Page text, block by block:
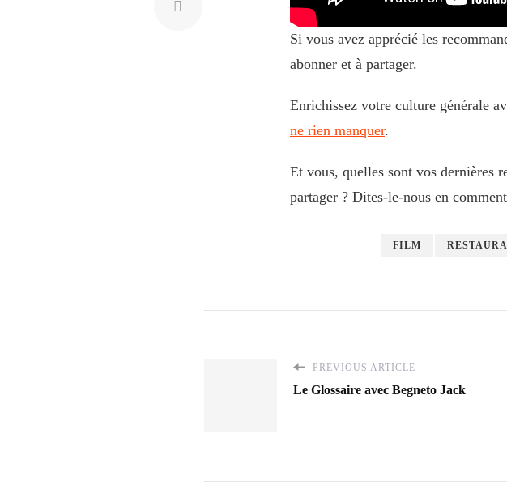
Si vous avez apprécié les
abonner et à partager.
Enrichissez votre culture générale
ne rien manquer.
Et vous, quelles sont vos dernières
partager ? Dites-le-nous en
FILM
PREVIOUS ARTICLE
Le Glossaire avec Begneto Jack